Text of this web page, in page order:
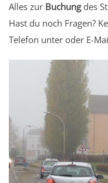
Alles zur Buchungdes
Hast du noch Fragen?
Telefon unter oder E-